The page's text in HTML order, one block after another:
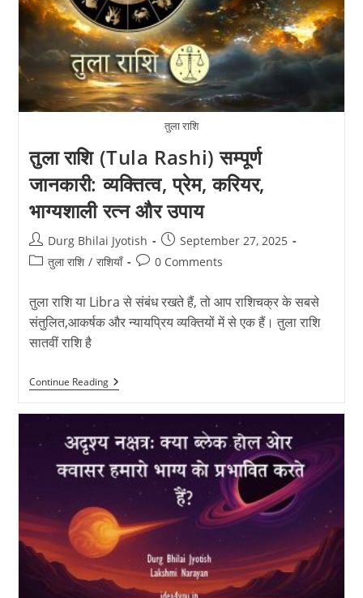
तुला राशि
तुला राशि (Tula Rashi) सम्पूर्ण
जानकारी: व्यक्तित्व, प्रेम, करियर,
भाग्यशाली रत्न और उपाय
Post
author:
Durg Bhilai Jyotish
Post
published:
September 27, 2025
Postतुला राशि / राशियाँ
Post0 Comments
तुला राशि या Libra से संबंध रखते हैं, तो आप राशिचक्र के सबसे
संतुलित,आकर्षक और न्यायप्रिय व्यक्तियों में से एक हैं। तुला राशि
सातवीं राशि है
Continue Readingतुला
राशि
सम्पूर्ण
जानकारी:
व्यक्तित्व,
प्रेम,
रत्न
और
उपाय